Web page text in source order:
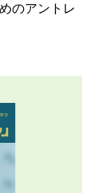
のアントレ